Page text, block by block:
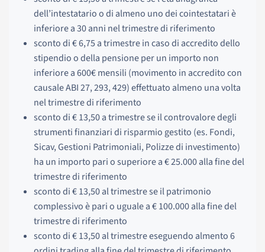
dell’intestatario o di almeno uno dei cointestatari è
inferiore a 30 anni nel trimestre di riferimento
sconto di € 6,75 a trimestre in caso di accredito dello
stipendio o della pensione per un importo non
inferiore a 600€ mensili (movimento in accredito con
causale ABI 27, 293, 429) effettuato almeno una volta
nel trimestre di riferimento
sconto di € 13,50 a trimestre se il controvalore degli
strumenti finanziari di risparmio gestito (es. Fondi,
Sicav, Gestioni Patrimoniali, Polizze di investimento)
ha un importo pari o superiore a € 25.000 alla fine del
trimestre di riferimento
sconto di € 13,50 al trimestre se il patrimonio
complessivo è pari o uguale a € 100.000 alla fine del
trimestre di riferimento
sconto di € 13,50 al trimestre eseguendo almento 6